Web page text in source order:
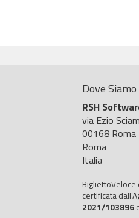
Dove Siamo
RSH
via Ezio
00168 Roma
Roma
Italia
BigliettoVeloce
certificata
2021/103896